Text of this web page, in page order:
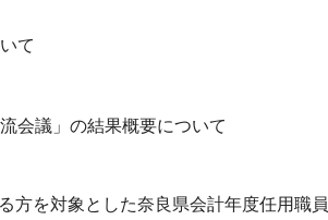
て
会議」の結果概要について
方を対象とした奈良県会計年度任用職員